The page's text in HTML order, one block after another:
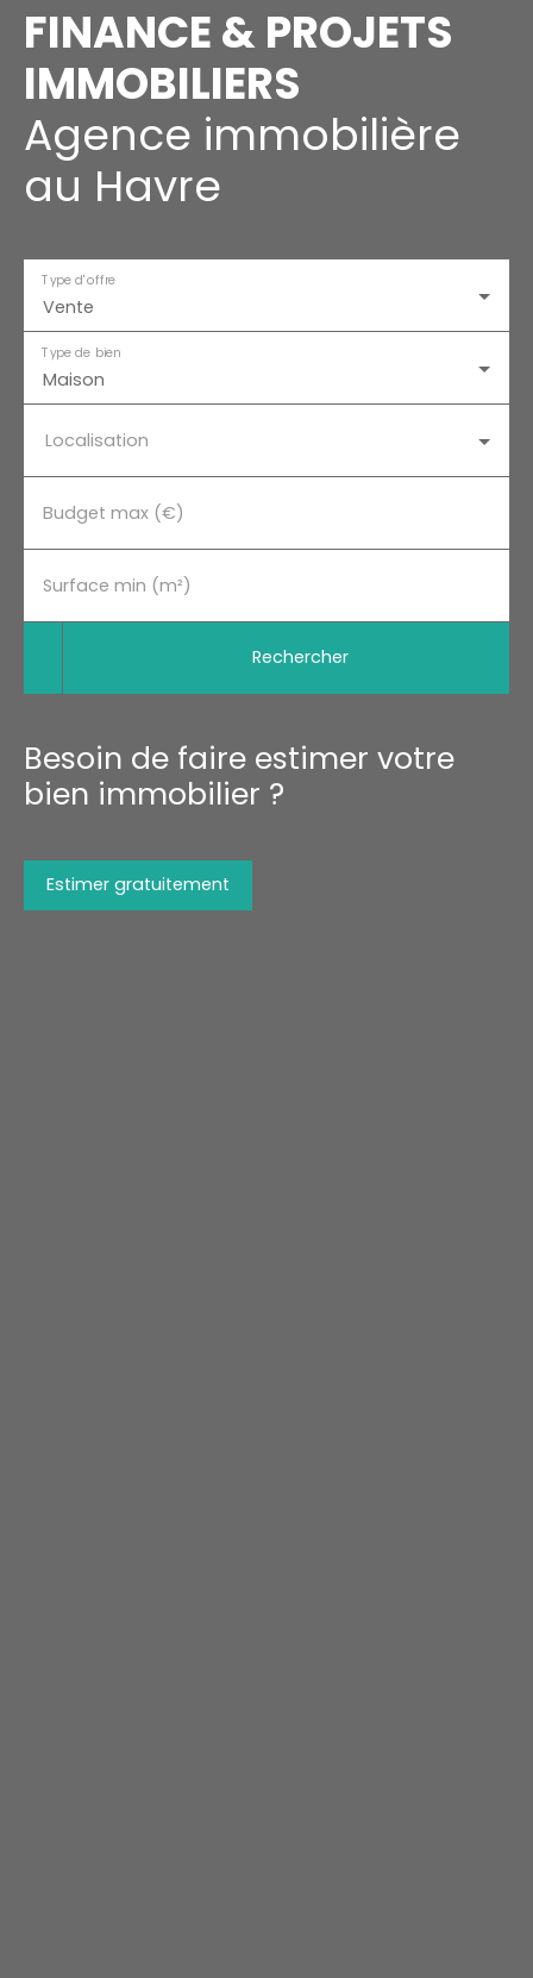
FINANCE & PROJETS
IMMOBILIERS
Agence immobilière
au Havre
Vente
Type d'offre
Maison
Type de bien
Localisation
Budget max (€)
Surface min (m²)
Rechercher
Besoin de faire estimer votre
bien immobilier ?
Estimer gratuitement